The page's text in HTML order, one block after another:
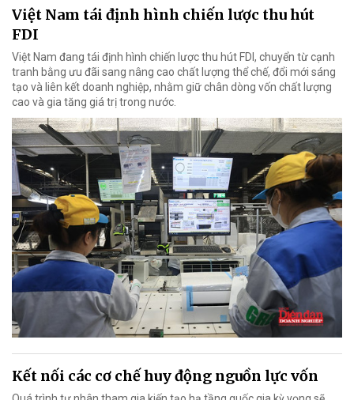
Việt Nam tái định hình chiến lược thu hút
FDI
Việt Nam đang tái định hình chiến lược thu hút FDI, chuyển từ cạnh
tranh bằng ưu đãi sang nâng cao chất lượng thể chế, đổi mới sáng
tạo và liên kết doanh nghiệp, nhằm giữ chân dòng vốn chất lượng
cao và gia tăng giá trị trong nước.
Kết nối các cơ chế huy động nguồn lực vốn